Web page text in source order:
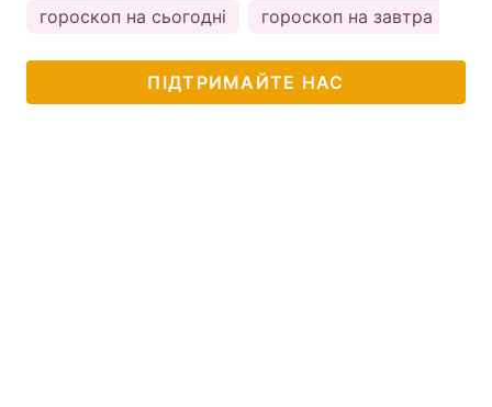
гороскоп на сьогодні гороскоп на завтра
ПІДТРИМАЙТЕ НАС